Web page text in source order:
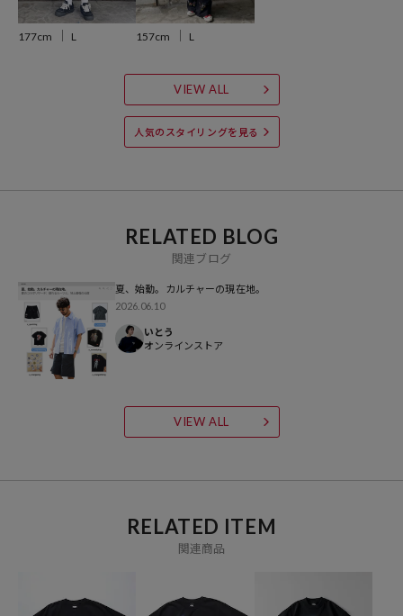
177cm L 157cm L
VIEW ALL
人気のスタイリングを見る
RELATED BLOG
関連ブログ
夏、始動。カルチャーの現在地。
2026.06.10
いとう
オンラインストア
VIEW ALL
RELATED ITEM
関連商品